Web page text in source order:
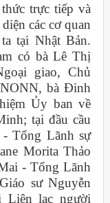
trực tiếp và
các cơ quan
tại Nhật Bản.
có bà Lê Thị
giao, Chủ
bà Đinh
Ủy ban về
tại đầu cầu
Tổng Lãnh sự
Morita Thảo
- Tổng Lãnh
sư Nguyễn
Liên lạc người